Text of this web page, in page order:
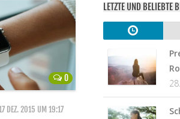
0
DEZ. 2015 UM 19:17
LETZTE UND BELIEBTE